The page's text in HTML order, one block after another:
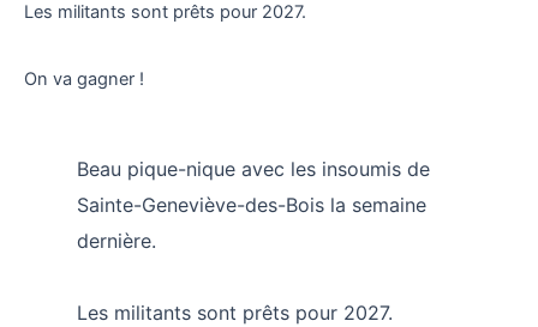
Les militants sont prêts pour 2027.
On va gagner !
Beau pique-nique avec les insoumis de
Sainte-Geneviève-des-Bois la semaine
dernière.
Les militants sont prêts pour 2027.